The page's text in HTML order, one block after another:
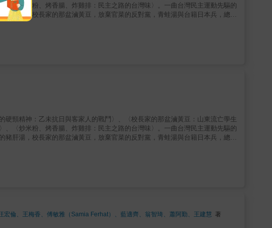
〈炒米粉、烤香腸、炸雞排：民主之路的台灣味〉。一曲台灣民主運動先驅的
肝湯，校長家的那盆滷黃豆，放棄官菜的反對黨，青蛙湯與台籍日本兵，總匯
治初期，台灣總督集行政立法司法大權於一身，知識菁英發起推動議會請願運
統治的台灣並未擺脫殖民地的處境，一九四七年的二二八事件，接續的是一九
頻頻走味？本書是由人權教育資源中心一群年輕且具熱情的中學歷史及社會科老
意樓，更是社會運動家們的免費食堂與活動地點。二○年代的醫生蔣渭水、《臺
出身台灣清水望族的蔡蕙如……，這些台灣菁英的人生勝利組、富二代，為何甘
年一月在台灣實施「特別志願兵」制度，限定台籍人員十七歲至三十歲，均可
類別的軍屬，其中最知名的阿美族人莫過於在皇民化運動改名中村輝夫的史尼
隊走散，他獨自在異鄉僻境生活三十一年，直到一九七四年才被發現。根據戰後
、青蛙、小蟲，都可以分出可食與不可食加以獵取，在無糧食的山中得以充
及，無論台籍兵為哪一個政權作戰，終究都擺脫不了棄子的命運。魷魚在台灣
糜，是在發生二二八的一九四七年三月十日下午四時那一刻，律師娘李邱己妹
鰇魚糜……來自美援計畫的黃豆，是富含營養的蛋白質來源。當煙台聯中校長張
家在求生之路上的艱難歲月。對原住民而言，竹子的重要性並非指用來吃的竹
漢化的不堪處境。泰雅族人、台灣原住民第一位西醫樂信．瓦旦，以及鄒族受
權奮鬥的林義雄，在遭拘留期間，不僅承受刑求偵訊，其母親與年幼女兒更遭不
舊是未解之謎。總匯三明治西式餐點為何會出現在台灣？西式食物傳入台灣可以
駐台美軍俱樂部。美軍駐台二十五年，其飲食等各方面文化，在戒嚴時期對台
劉自然在駐台美軍宿舍區被駐台美軍雷諾中士槍殺，雷諾後判無罪，劉自然遺
頸精神：乙未抗日與客家人的戰鬥〉、〈校長家的那盆滷黃豆：山東流亡學生
〈炒米粉、烤香腸、炸雞排：民主之路的台灣味〉。一曲台灣民主運動先驅的
肝湯，校長家的那盆滷黃豆，放棄官菜的反對黨，青蛙湯與台籍日本兵，總匯
統治的台灣並未擺脫殖民地的處境，一九四七年的二二八事件，接續的是一九
頻頻走味？本書是由人權教育資源中心一群年輕且具熱情的中學歷史及社會科老
意樓，更是社會運動家們的免費食堂與活動地點。二○年代的醫生蔣渭水、《臺
出身台灣清水望族的蔡蕙如……，這些台灣菁英的人生勝利組、富二代，為何甘
年一月在台灣實施「特別志願兵」制度，限定台籍人員十七歲至三十歲，均可
宏倫、王梅香、傅敏雅（Samia Ferhat）、藍適齊、翁智琦、蕭阿勤、王建慧 著